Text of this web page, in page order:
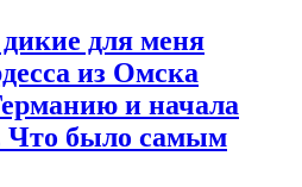
для меня
из Омска
и начала
Что было самым